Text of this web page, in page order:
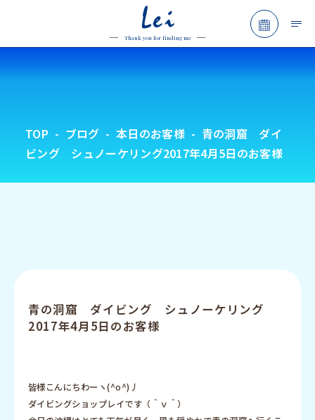
Lei
Thank you for finding me
予約フ
TOP ブログ 本日のお客様
青の洞窟 ダイ
ビング シュノーケリング2017年4月5日のお客様
青の洞窟 ダイビング シュノーケリング
2017年4月5日のお客様
皆様こんにちわーヽ(^o^)丿
ダイビングショップレイです（＾ｖ＾）